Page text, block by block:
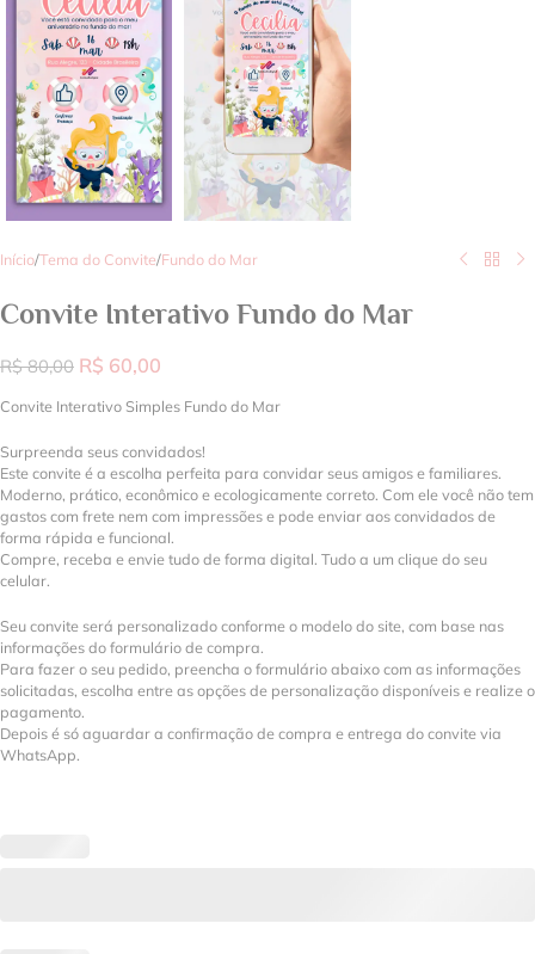
Início/Tema do Convite/Fundo do Mar
Convite Interativo Fundo do Mar
R$80,00 R$ 60,00
Convite Interativo Simples Fundo do Mar
Surpreenda seus convidados!
Este convite é a escolha perfeita para convidar seus amigos e familiares.
Moderno, prático, econômico e ecologicamente correto. Com ele você não tem
gastos com frete nem com impressões e pode enviar aos convidados de
forma rápida e funcional.
Compre, receba e envie tudo de forma digital. Tudo a um clique do seu
celular.
Seu convite será personalizado conforme o modelo do site, com base nas
informações do formulário de compra.
Para fazer o seu pedido, preencha o formulário abaixo com as informações
solicitadas, escolha entre as opções de personalização disponíveis e realize o
pagamento.
Depois é só aguardar a confirmação de compra e entrega do convite via
WhatsApp.